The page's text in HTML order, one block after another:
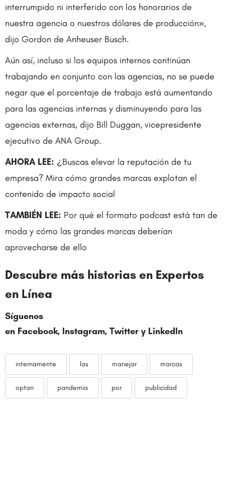
interrumpido ni interferido con los honorarios de
nuestra agencia o nuestros dólares de producción»,
dijo Gordon de Anheuser Busch.
Aún así, incluso si los equipos internos continúan
trabajando en conjunto con las agencias, no se puede
negar que el porcentaje de trabajo está aumentando
para las agencias internas y disminuyendo para las
agencias externas, dijo Bill Duggan, vicepresidente
ejecutivo de ANA Group.
AHORA LEE: ¿Buscas elevar la reputación de tu
empresa? Mira cómo grandes marcas explotan el
contenido de impacto social
TAMBIÉN LEE: Por qué el formato podcast está tan de
moda y cómo las grandes marcas deberían
aprovecharse de ello
Descubre más historias en Expertos
en Línea
Síguenos
en Facebook, Instagram, Twitter y LinkedIn
internamente las manejar marcas
optan pandemia por publicidad